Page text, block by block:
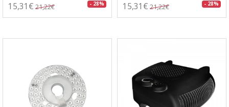
15,31€ 21,22€ - 28% 15,31€ 21,22€ - 28%